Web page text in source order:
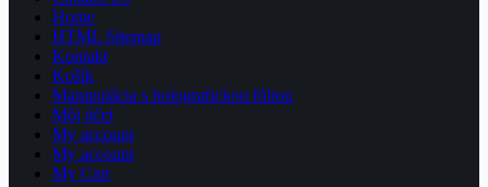
Home
HTML Sitemap
Kontakt
Košík
Manipulácia s holografickou fóliou
Môj účet
My account
My account
My Cart